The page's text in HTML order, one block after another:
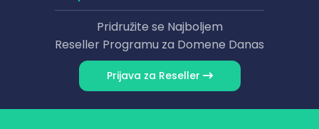
Pridružite se Najboljem
Reseller Programu za Domene Danas
Prijava za Reseller